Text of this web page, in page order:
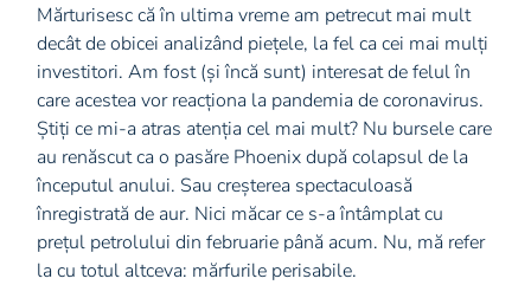
Mărturisesc că în ultima vreme am petrecut mai mult
decât de obicei analizând piețele, la fel ca cei mai mulți
investitori. Am fost (și încă sunt) interesat de felul în
care acestea vor reacționa la pandemia de coronavirus.
Știți ce mi-a atras atenția cel mai mult? Nu bursele care
au renăscut ca o pasăre Phoenix după colapsul de la
începutul anului. Sau creșterea spectaculoasă
înregistrată de aur. Nici măcar ce s-a întâmplat cu
prețul petrolului din februarie până acum. Nu, mă refer
la cu totul altceva: mărfurile perisabile.